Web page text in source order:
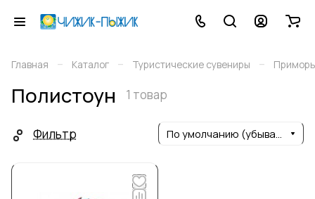
Главная – Каталог – Туристические сувениры –
Полистоун 1 товар
Фильтр По умолчанию (убывание)